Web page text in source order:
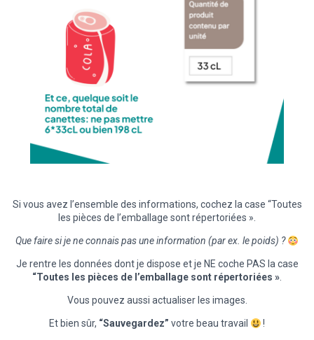
Si vous avez l’ensemble des informations, cochez la case “Toutes
les pièces de l’emballage sont répertoriées ».
Que faire si je ne connais pas une information (par ex. le poids) ?
Je rentre les données dont je dispose et je NE coche PAS la case
“Toutes les pièces de l’emballage sont répertoriées ».
Vous pouvez aussi actualiser les images.
Et bien sûr, “Sauvegardez” votre beau travail !